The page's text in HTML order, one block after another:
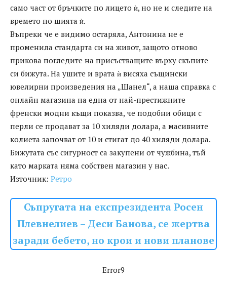
само част от бръчките по лицето ѝ, но не и следите на
времето по шията ѝ.
Въпреки че е видимо остаряла, Антонина не е
променила стандарта си на живот, защото отново
прикова погледите на присъстващите върху скъпите
си бижута. На ушите и врата ѝ висяха същински
ювелирни произведения на „Шанел“, а наша справка с
онлайн магазина на една от най-престижните
френски модни къщи показва, че подобни обици с
перли се продават за 10 хиляди долара, а масивните
колиета започват от 10 и стигат до 40 хиляди долара.
Бижутата със сигурност са закупени от чужбина, тъй
като марката няма собствен магазин у нас.
Източник: Ретро
Съпругата на експрезидента Росен
Плевнелиев – Деси Банова, се жертва
заради бебето, но крои и нови планове
Error9